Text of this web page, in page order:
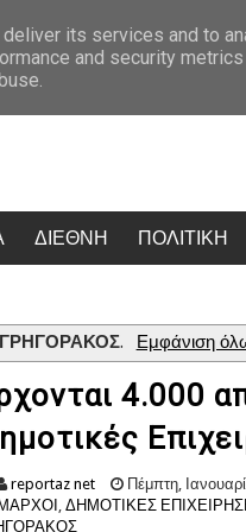
Μπαράζ ελέγχων για
ΔΙΕΘΝΗ ΠΟΛΙΤΙΚΗ
. Εμφάνιση
4.000
reportaz net Πέμπτη,
, ΔΗΜΟΤΙΚΕΣ
its services and to
and security